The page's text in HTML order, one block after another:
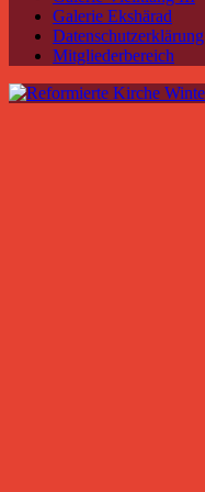
Galerie Ekshärad
Datenschutzerklärung
Mitgliederbereich